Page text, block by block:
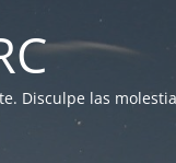
Disculpe las